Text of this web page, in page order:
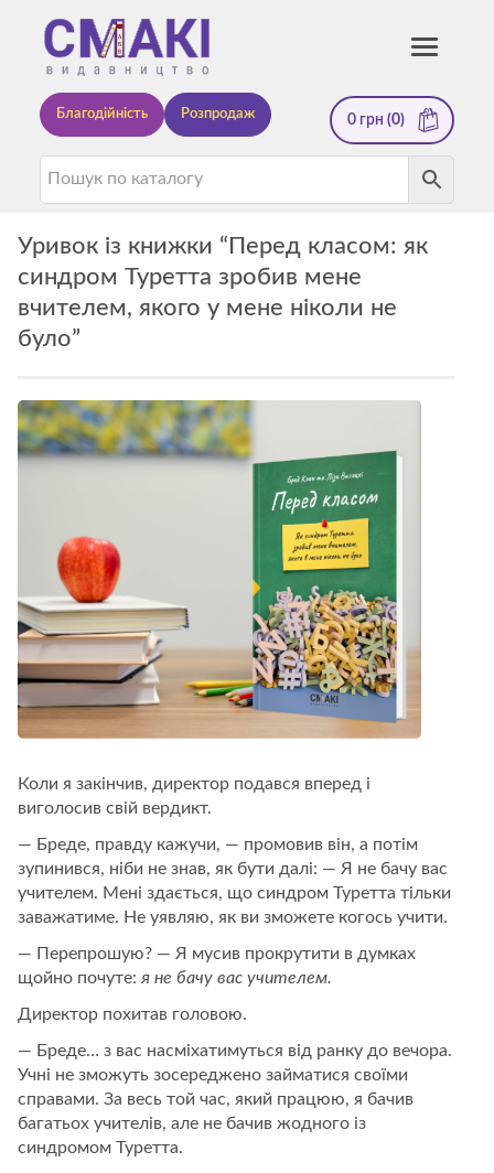
—
видавництво
Toggle
Благодійність Розпродаж 0 грн (0)
Уривок із книжки “Перед класом: як
синдром Туретта зробив мене
вчителем, якого у мене ніколи не
було”
Коли я закінчив, директор подався вперед і
виголосив свій вердикт.
— Бреде, правду кажучи, — промовив він, а потім
зупинився, ніби не знав, як бути далі: — Я не бачу вас
учителем. Мені здається, що синдром Туретта тільки
заважатиме. Не уявляю, як ви зможете когось учити.
— Перепрошую? — Я мусив прокрутити в думках
щойно почуте: я не бачу вас учителем.
Директор похитав головою.
— Бреде… з вас насміхатимуться від ранку до вечора.
Учні не зможуть зосереджено займатися своїми
справами. За весь той час, який працюю, я бачив
багатьох учителів, але не бачив жодного із
синдромом Туретта.